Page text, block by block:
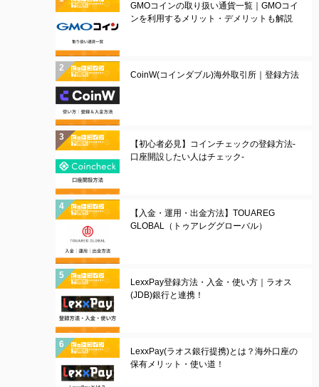
GMOコインの取り扱い通貨一覧｜GMOコイ
ンを利用するメリット・デメリットも解説
CoinW(コインダブル)海外取引所｜登録方法
【初心者必見】コインチェックの登録方法-
口座開設したい人はチェック-
【入金・運用・出金方法】TOUAREG
GLOBAL（トゥアレググローバル）
LexxPay登録方法・入金・使い方｜ラオス
(JDB)銀行と連携！
LexxPay(ラオス銀行提携)とは？海外口座の
保有メリット・使い道！